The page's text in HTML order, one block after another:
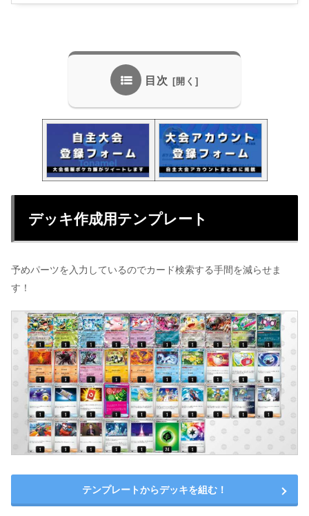
目次
デッキ作成用テンプレート
予めパーツを入力しているのでカード検索する手間を減らせま
す！
テンプレートからデッキを組む！